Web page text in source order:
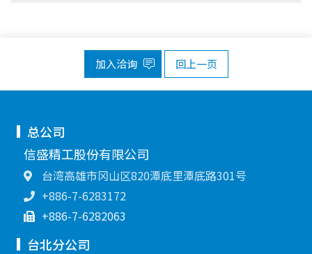
加入洽询 回上一页
总公司
信盛精工股份有限公司
台湾高雄市冈山区820潭底里潭底路301号
+886-7-6283172
+886-7-6282063
台北分公司